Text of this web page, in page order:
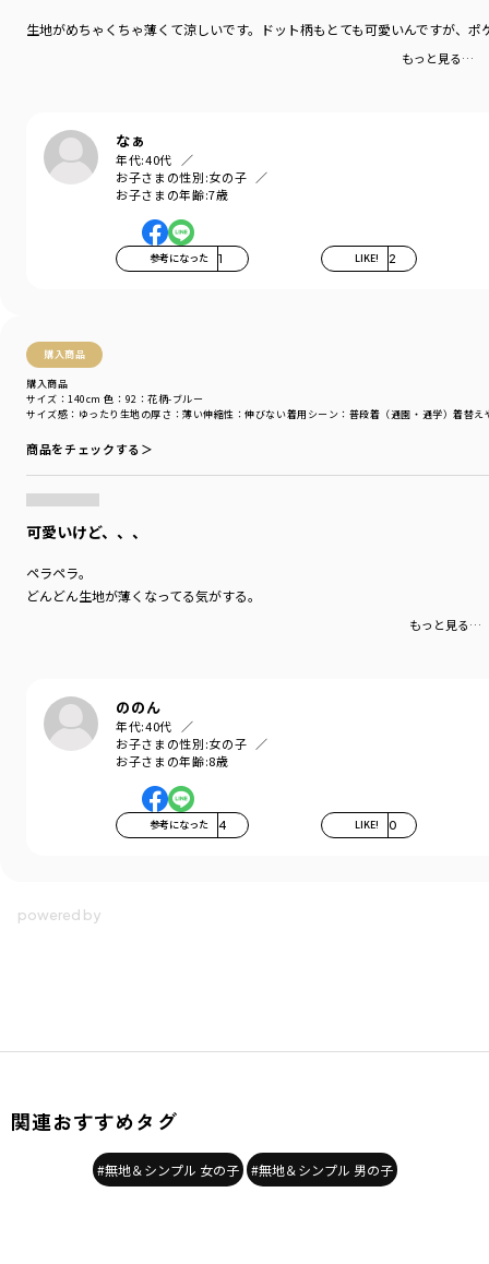
生地がめちゃくちゃ薄くて涼しいです。ドット柄もとても可愛いんですが、
もっと見る…
なぁ
年代:40代
お子さまの性別:女の子
お子さまの年齢:7歳
参考になった 1 LIKE! 2
購入商品
購入商品
サイズ感 ：ゆったり 生地の厚さ ：薄い伸縮性 ：伸びない着用シーン ：普段着（通園・通学）着替え
サイズ：140cm 色：92：花柄-ブルー
商品をチェックする＞
可愛いけど、、、
ペラペラ。
どんどん生地が薄くなってる気がする。
もっと見る…
ののん
年代:40代
お子さまの性別:女の子
お子さまの年齢:8歳
参考になった 4 LIKE! 0
関連おすすめタグ
#無地＆シンプル 女の子 #無地＆シンプル 男の子